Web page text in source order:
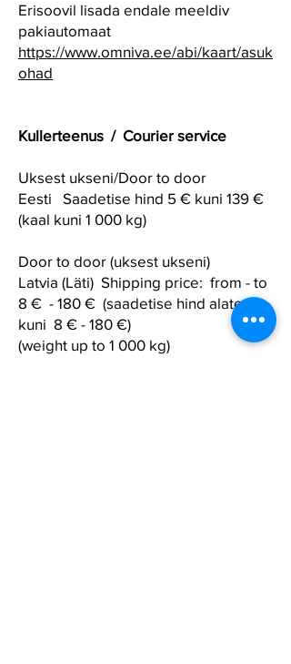
Erisoovil lisada endale meeldiv
pakiautomaat
https://www.omniva.ee/abi/kaart/asuk
ohad
Kullerteenus / Courier service
Uksest ukseni/Door to door
Eesti Saadetise hind 5 € kuni 139 €
(kaal kuni 1 000 kg)
Door to door (uksest ukseni)
Latvia (Läti) Shipping price: from - to
8 € - 180 € (saadetise hind alates -
kuni 8 € - 180 €)
(weight up to 1 000 kg)